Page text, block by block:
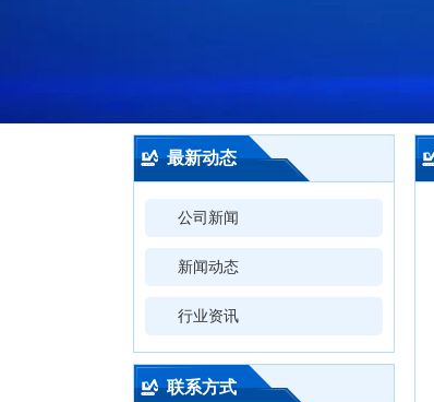
最新动态
公司新闻
新闻动态
行业资讯
联系方式